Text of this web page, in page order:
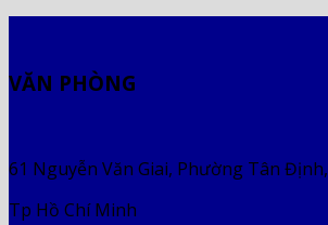
VĂN PHÒNG
61 Nguyễn Văn Giai, Phường Tân Định,
Tp Hồ Chí Minh